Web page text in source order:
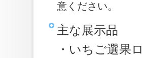
意ください。
主な展示品
・いちご選果